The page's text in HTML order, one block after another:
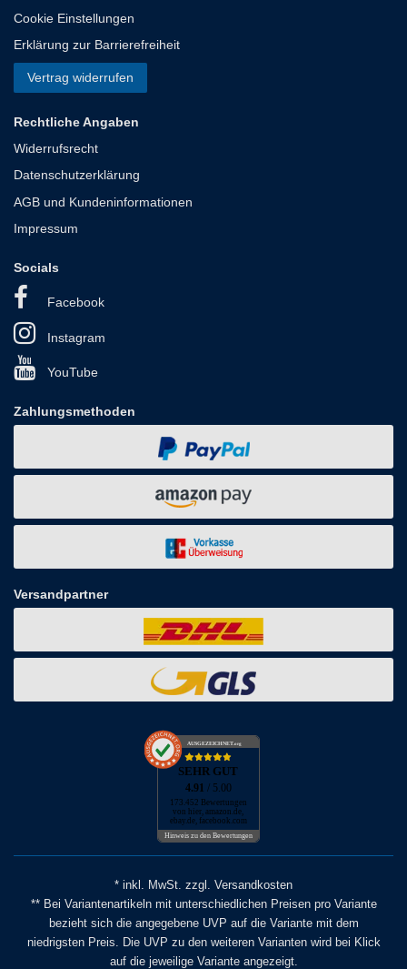
Cookie Einstellungen
Erklärung zur Barrierefreiheit
Vertrag widerrufen
Rechtliche Angaben
Widerrufsrecht
Datenschutzerklärung
AGB und Kundeninformationen
Impressum
Socials
Facebook
Instagram
YouTube
Zahlungsmethoden
Versandpartner
AUSGEZEICHNET.org
SEHR GUT
4.91 / 5.00
173.452 Bewertungen
von hier, amazon.de,
ebay.de, facebook.com
Hinweis zu den Bewertungen
* inkl. MwSt. zzgl. Versandkosten
** Bei Variantenartikeln mit unterschiedlichen Preisen pro Variante
bezieht sich die angegebene UVP auf die Variante mit dem
niedrigsten Preis. Die UVP zu den weiteren Varianten wird bei Klick
auf die jeweilige Variante angezeigt.